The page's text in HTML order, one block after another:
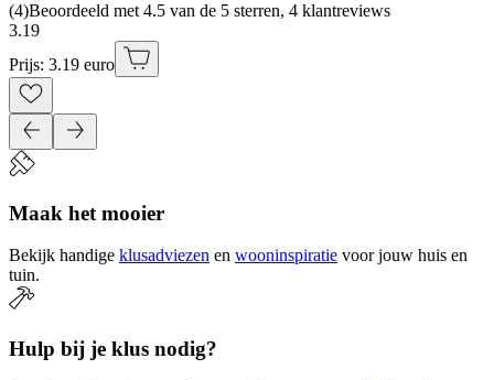
(4)Beoordeeld met 4.5 van de 5 sterren, 4 klantreviews
3.19
Prijs: 3.19 euro
Maak het mooier
Bekijk handige klusadviezen en wooninspiratie voor jouw huis en
tuin.
Hulp bij je klus nodig?